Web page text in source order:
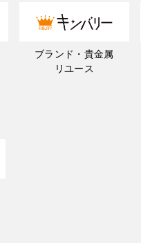
ブランド・貴金属
リユース